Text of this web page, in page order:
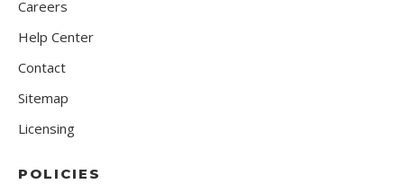
Careers
Help Center
Contact
Sitemap
Licensing
POLICIES